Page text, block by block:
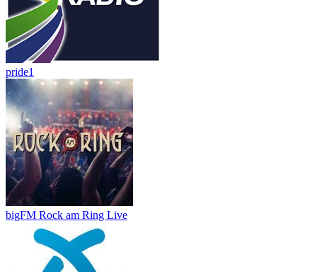
pride1
bigFM Rock am Ring Live